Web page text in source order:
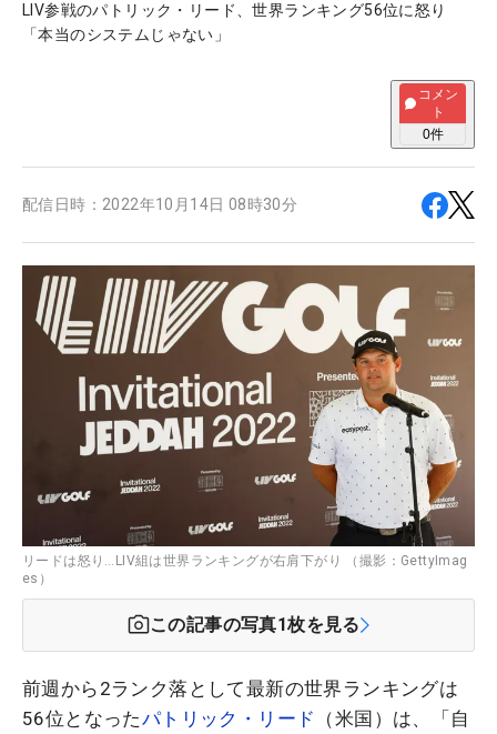
LIV参戦のパトリック・リード、世界ランキング56位に怒り
「本当のシステムじゃない」
コメン
ト
0件
配信日時： 2022年10月14日 08時30分
リードは怒り…LIV組は世界ランキングが右肩下がり （撮影：GettyImag
es）
この記事の写真1枚を見る
前週から2ランク落として最新の世界ランキングは
56位となったパトリック・リード
（米国）は、「自